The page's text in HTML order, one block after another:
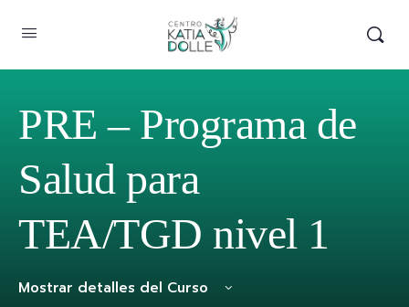
PRE – Programa de
Salud para
TEA/TGD nivel 1
Mostrar detalles del Curso